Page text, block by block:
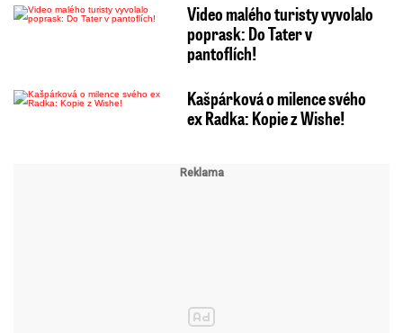
Video malého turisty vyvolalo
poprask: Do Tater v
pantoflích!
Kašpárková o milence svého
ex Radka: Kopie z Wishe!